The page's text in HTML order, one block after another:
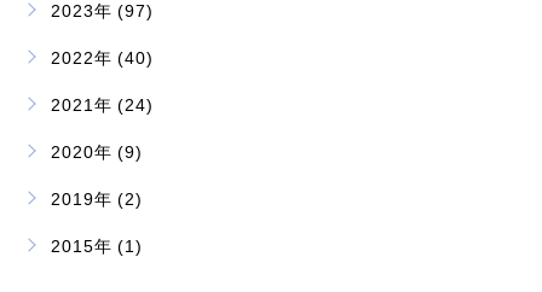
2023年 (97)
2022年 (40)
2021年 (24)
2020年 (9)
2019年 (2)
2015年 (1)